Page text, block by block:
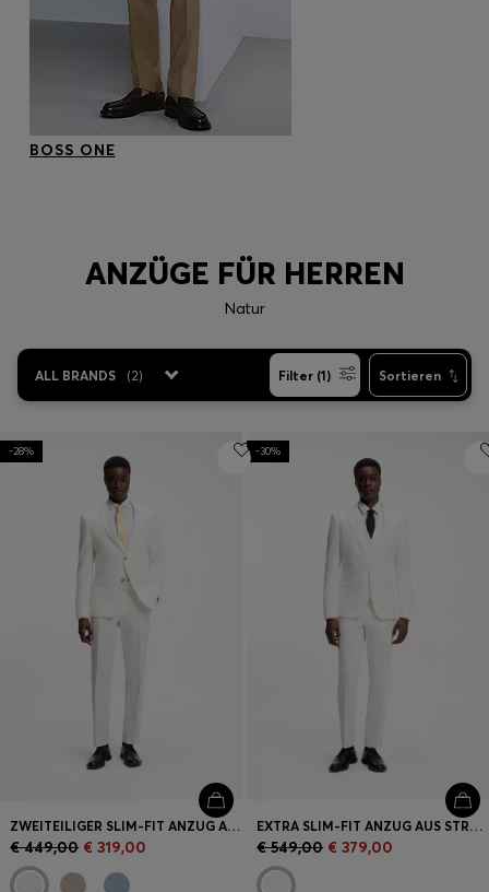
BOSS ONE
ANZÜGE FÜR HERREN
Natur
ALL BRANDS (2) Filter (1) Sortieren
-28%
ZWEITEILIGER SLIM-FIT ANZUG AUS BAUMWOLLE UND LEINEN
€ 449,00 € 319,00
-30%
EXTRA SLIM-FIT ANZUG AUS STRETCH-BAUMWOLLE-SEERSUCKER MIT DREI PIECES
€ 549,00 € 379,00